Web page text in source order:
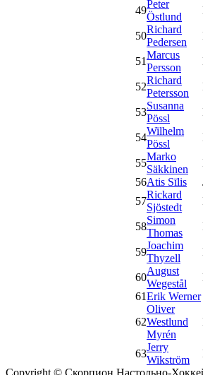
49
Peter
Östlund
50
Richard
Pedersen
51
Marcus
Persson
52
Richard
Petersson
53
Susanna
Pössl
54
Wilhelm
Pössl
55
Marko
Säkkinen
56Atis Sīlis
57
Rickard
Sjöstedt
58
Simon
Thomas
59
Joachim
Thyzell
60
August
Wegestål
61Erik Werner
62
Oliver
Westlund
Myrén
63
Jerry
Wikström
Copyright © Скорпион Настольно-